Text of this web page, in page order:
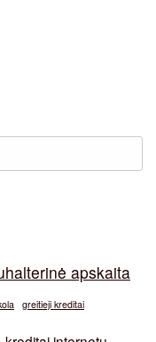
apskaita
greitieji kreditai